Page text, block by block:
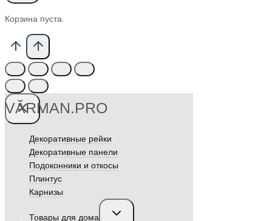
Корзина пуста.
VӐRMAN.PRO
Декоративные рейки
Декоративные панели
Подоконники и откосы
Плинтус
Карнизы
Товары для дома
Переключить
дочернее